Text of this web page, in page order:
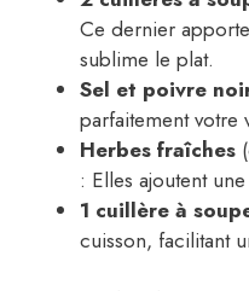
Ce dernier
sublime le plat.
Sel et poivre
parfaitement votre
Herbes fraîches
: Elles ajoutent
1 cuillère à
cuisson, facilitant